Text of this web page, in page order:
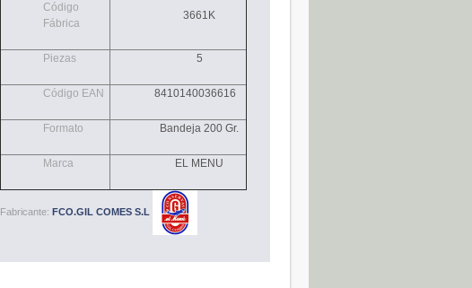
Código
Fábrica
3661K
Piezas 5
Código EAN 8410140036616
Formato Bandeja 200 Gr.
Marca EL MENU
Fabricante: FCO.GIL COMES S.L